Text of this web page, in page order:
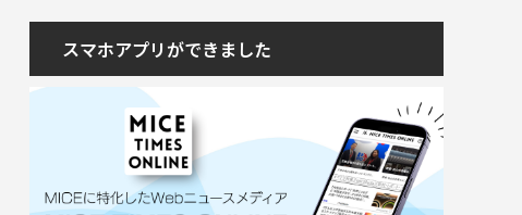
スマホアプリができました